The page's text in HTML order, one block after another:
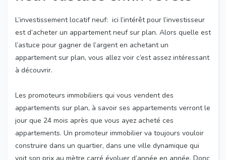
L’investissement locatif neuf: ici l’intérêt pour l’investisseur
est d’acheter un appartement neuf sur plan. Alors quelle est
l’astuce pour gagner de l’argent en achetant un
appartement sur plan, vous allez voir c’est assez intéressant
à découvrir.
Les promoteurs immobiliers qui vous vendent des
appartements sur plan, à savoir ses appartements verront le
jour que 24 mois après que vous ayez acheté ces
appartements. Un promoteur immobilier va toujours vouloir
construire dans un quartier, dans une ville dynamique qui
voit son prix au mètre carré évoluer d’année en année. Donc